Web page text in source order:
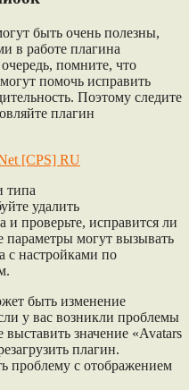
быть очень полезны,
в работе плагина
помните, что
помочь исправить
Поэтому следите
плагин
типа
удалить
проверьте, исправится ли
параметры могут вызывать
с настройками по
быть изменение
у вас возникли проблемы
выставить значение «Avatars
плагин.
проблему с отображением